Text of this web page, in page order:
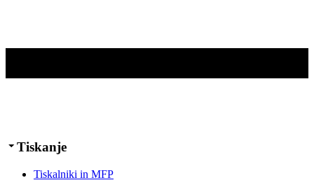
Tiskanje
Tiskalniki in MFP